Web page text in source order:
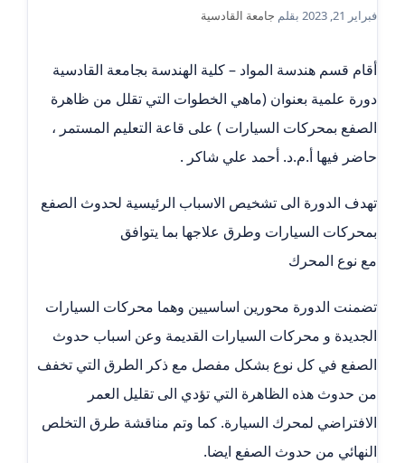
فبراير 21, 2023 بقلم جامعة القادسية
أقام قسم هندسة المواد – كلية الهندسة بجامعة القادسية
دورة علمية بعنوان (ماهي الخطوات التي تقلل من ظاهرة
الصفع بمحركات السيارات ) على قاعة التعليم المستمر ،
حاضر فيها أ.م.د. أحمد علي شاكر .
تهدف الدورة الى تشخيص الاسباب الرئيسية لحدوث الصفع
بمحركات السيارات وطرق علاجها بما يتوافق
مع نوع المحرك
تضمنت الدورة محورين اساسيين وهما محركات السيارات
الجديدة و محركات السيارات القديمة وعن اسباب حدوث
الصفع في كل نوع بشكل مفصل مع ذكر الطرق التي تخفف
من حدوث هذه الظاهرة التي تؤدي الى تقليل العمر
الافتراضي لمحرك السيارة. كما وتم مناقشة طرق التخلص
النهائي من حدوث الصفع ايضا.